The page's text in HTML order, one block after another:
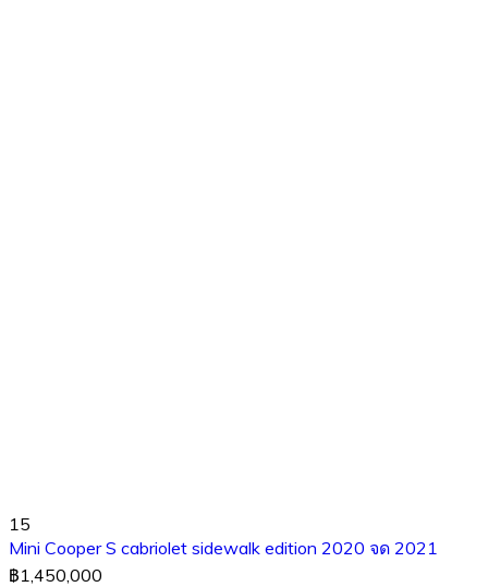
15
Mini Cooper S cabriolet sidewalk edition 2020 จด 2021
฿1,450,000